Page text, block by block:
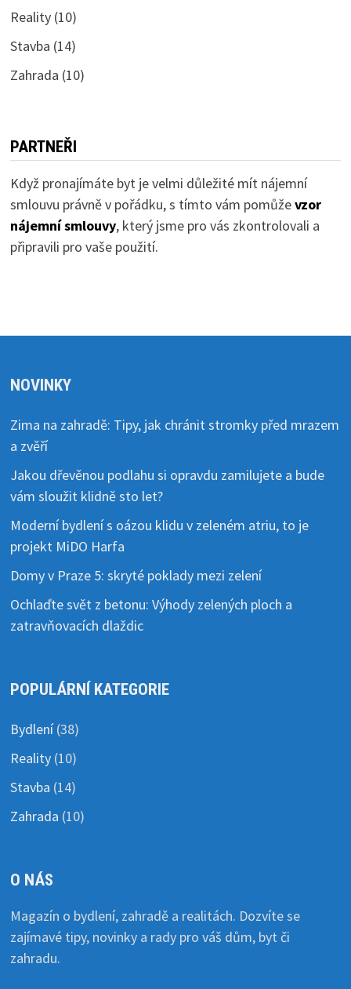
Reality(10)
Stavba (14)
Zahrada (10)
PARTNEŘI
Když pronajímáte byt je velmi důležité mít nájemní
smlouvu právně v pořádku, s tímto vám pomůževzor
nájemní smlouvy, který jsme pro vás zkontrolovali a
připravili pro vaše použití.
NOVINKY
Zima na zahradě: Tipy, jak chránit stromky před mrazem
a zvěří
Jakou dřevěnou podlahu si opravdu zamilujete a bude
vám sloužit klidně sto let?
Moderní bydlení s oázou klidu v zeleném atriu, to je
projekt MiDO Harfa
Domy v Praze 5: skryté poklady mezi zelení
Ochlaďte svět z betonu: Výhody zelených ploch a
zatravňovacích dlaždic
POPULÁRNÍ KATEGORIE
Bydlení(38)
Reality(10)
Stavba (14)
Zahrada (10)
O NÁS
Magazín o bydlení, zahradě a realitách. Dozvíte se
zajímavé tipy, novinky a rady pro váš dům, byt či
zahradu.